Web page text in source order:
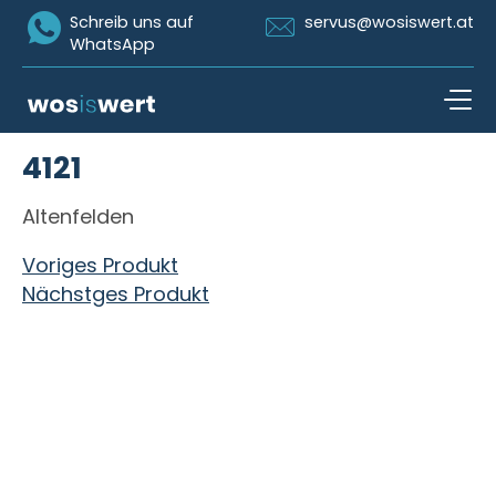
Icon Whatsapp
Schreib uns auf
WhatsApp
Icon Email
servus@wosiswert.at
4121
Altenfelden
Beitragsnavigation
Voriges Produkt
Nächstges Produkt